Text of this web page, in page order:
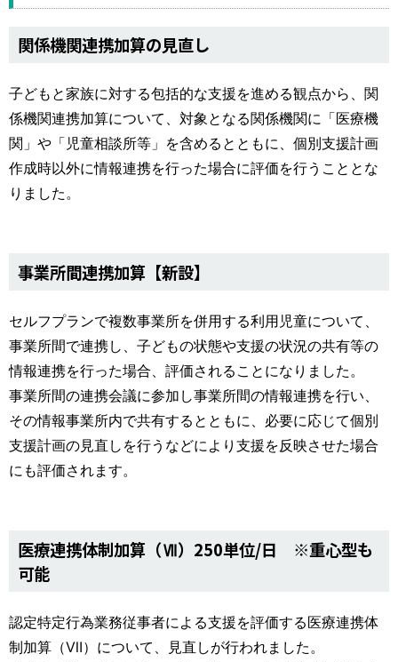
関係機関連携加算の見直し
子どもと家族に対する包括的な支援を進める観点から、関
係機関連携加算について、対象となる関係機関に「医療機
関」や「児童相談所等」を含めるとともに、個別支援計画
作成時以外に情報連携を行った場合に評価を行うこととな
りました。
事業所間連携加算【新設】
セルフプランで複数事業所を併用する利用児童について、
事業所間で連携し、子どもの状態や支援の状況の共有等の
情報連携を行った場合、評価されることになりました。
事業所間の連携会議に参加し事業所間の情報連携を行い、
その情報事業所内で共有するとともに、必要に応じて個別
支援計画の見直しを行うなどにより支援を反映させた場合
にも評価されます。
医療連携体制加算（Ⅶ）250単位/日 ※重心型も
可能
認定特定行為業務従事者による支援を評価する医療連携体
制加算（Ⅶ）について、見直しが行われました。